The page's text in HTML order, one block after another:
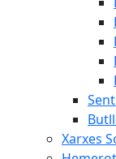
Xarxes